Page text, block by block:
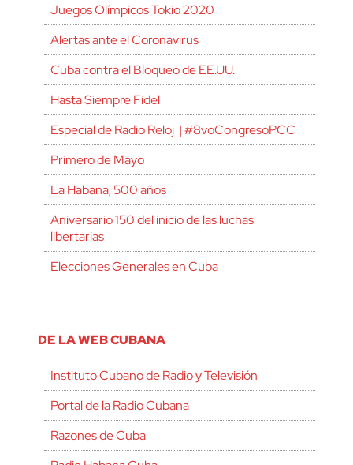
Juegos Olímpicos Tokio 2020
Alertas ante el Coronavirus
Cuba contra el Bloqueo de EE.UU.
Hasta Siempre Fidel
Especial de Radio Reloj | #8voCongresoPCC
Primero de Mayo
La Habana, 500 años
Aniversario 150 del inicio de las luchas
libertarias
Elecciones Generales en Cuba
DE LA WEB CUBANA
Instituto Cubano de Radio y Televisión
Portal de la Radio Cubana
Razones de Cuba